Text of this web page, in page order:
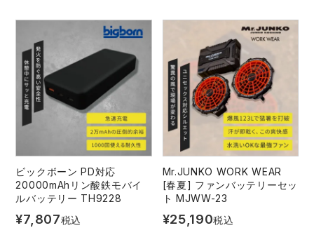
ビックボーン PD対応
20000mAhリン酸鉄モバイ
ルバッテリー TH9228
¥7,807税込
Mr.JUNKO WORK WEAR
[春夏] ファンバッテリーセッ
ト MJWW-23
¥25,190税込